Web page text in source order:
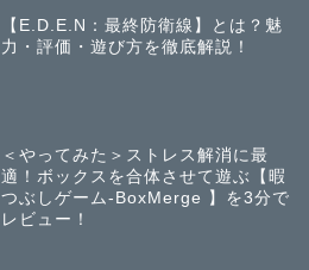
【E.D.E.N：最終防衛線】とは？魅
力・評価・遊び方を徹底解説！
＜やってみた＞ストレス解消に最
適！ボックスを合体させて遊ぶ【暇
つぶしゲーム-BoxMerge 】を3分で
レビュー！